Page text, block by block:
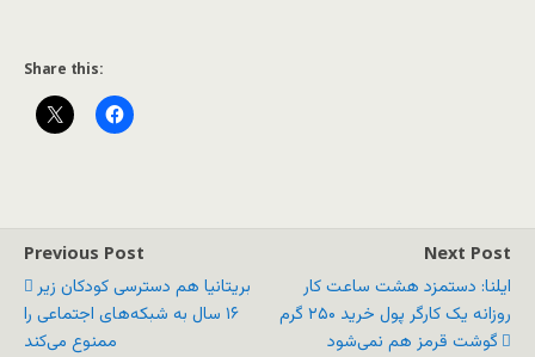
Share this:
Previous Post
بریتانیا هم دسترسی کودکان زیر
۱۶ سال به شبکه‌های اجتماعی را
ممنوع می‌کند
Next Post
ایلنا: دستمزد هشت ساعت کار
روزانه یک کارگر پول خرید ۲۵۰ گرم
گوشت قرمز هم نمی‌شود